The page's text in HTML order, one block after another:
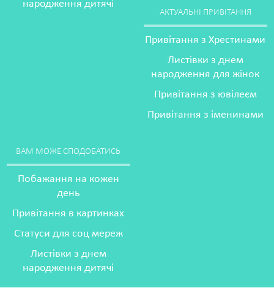
народження дитячі
АКТУАЛЬНІ ПРИВІТАННЯ
Привітання з Хрестинами
Листівки з днем
народження для жінок
Привітання з ювілеєм
Привітання з іменинами
ВАМ МОЖЕ СПОДОБАТИСЬ
Побажання на кожен
день
Привітання в картинках
Статуси для соц мереж
Листівки з днем
народження дитячі